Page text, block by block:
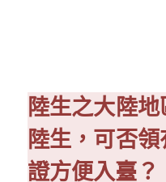
陸生之大陸
陸生，可否
證方便入臺？